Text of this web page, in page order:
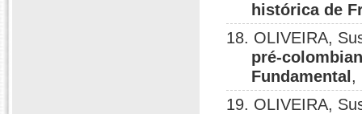
histórica de
18. OLIVEIRA,
pré-
Fundamental ,
19. OLIVEIRA,